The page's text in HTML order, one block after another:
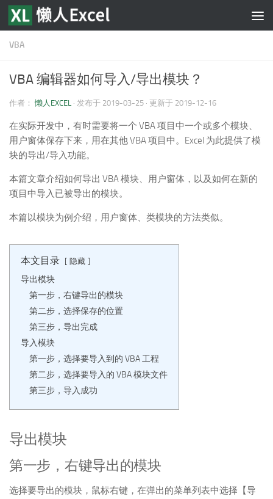
跳至内容
VBA
VBA 编辑器如何导入/导出模块？
作者： 懒人EXCEL · 发布于 2019-03-25 · 更新于 2019-12-16
在实际开发中，有时需要将一个 VBA 项目中一个或多个模块、
用户窗体保存下来，用在其他 VBA 项目中。Excel 为此提供了模
块的导出/导入功能。
本篇文章介绍如何导出 VBA 模块、用户窗体，以及如何在新的
项目中导入已被导出的模块。
本篇以模块为例介绍，用户窗体、类模块的方法类似。
本文目录 隐藏
导出模块
第一步，右键导出的模块
第二步，选择保存的位置
第三步，导出完成
导入模块
第一步，选择要导入到的 VBA 工程
第二步，选择要导入的 VBA 模块文件
第三步，导入成功
导出模块
第一步，右键导出的模块
选择要导出的模块，鼠标右键，在弹出的菜单列表中选择【导